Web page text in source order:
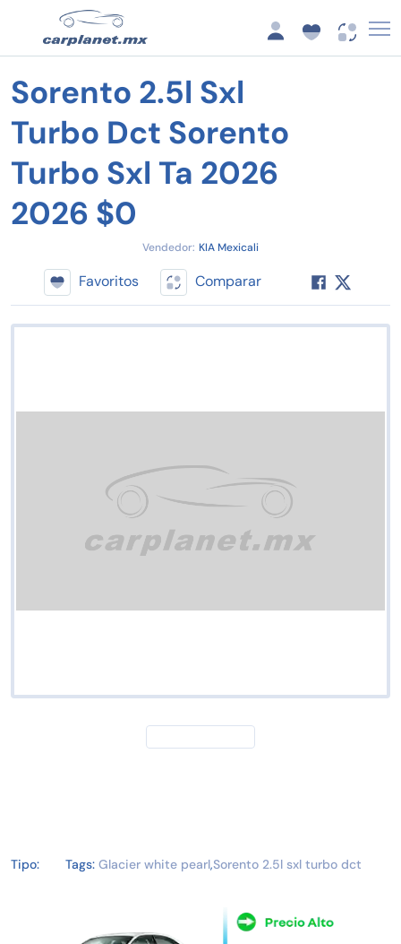
Sorento 2.5l Sxl
Turbo Dct Sorento
Turbo Sxl Ta 2026
2026 $0
Vendedor: KIA Mexicali
Favoritos Comparar
Tipo: Tags: Glacier white pearl,Sorento 2.5l sxl turbo dct